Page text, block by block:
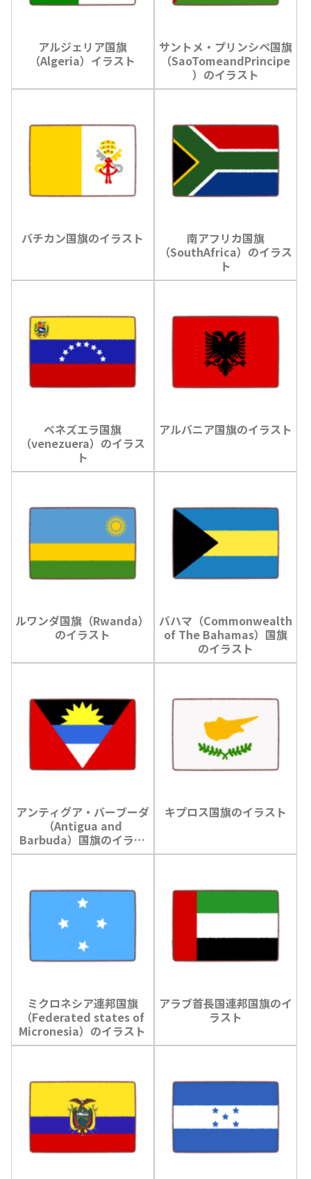
アルジェリア国旗
（Algeria）イラスト
サントメ・プリンシペ国旗
（SaoTomeandPrincipe
）のイラスト
バチカン国旗のイラスト
南アフリカ国旗
（SouthAfrica）のイラス
ト
ベネズエラ国旗
（venezuera）のイラス
ト
アルバニア国旗のイラスト
ルワンダ国旗（Rwanda）
のイラスト
バハマ（Commonwealth
of The Bahamas）国旗
のイラスト
アンティグア・バーブーダ
（Antigua and
Barbuda）国旗のイラス
ト
キプロス国旗のイラスト
ミクロネシア連邦国旗
（Federated states of
Micronesia）のイラスト
アラブ首長国連邦国旗のイ
ラスト